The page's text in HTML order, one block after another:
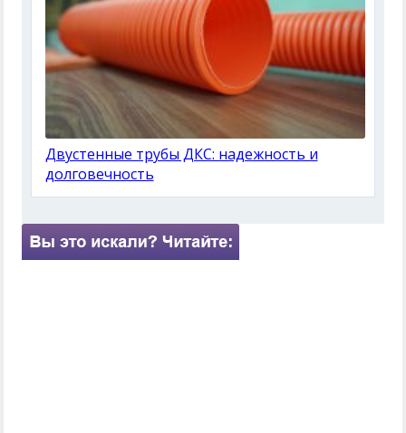
Двустенные трубы ДКС: надежность и
долговечность